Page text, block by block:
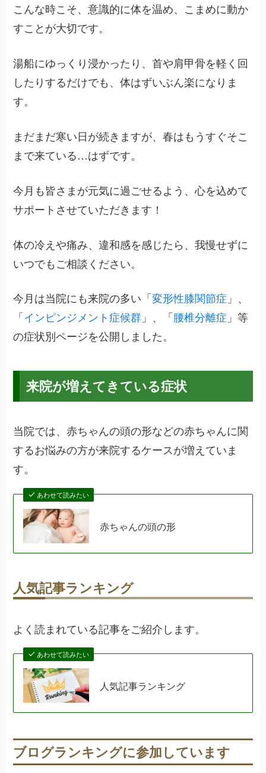
こんな時こそ、意識的に体を温め、こまめに動か
すことが大切です。
湯船にゆっくり浸かったり、首や肩甲骨を軽く回
したりするだけでも、体はずいぶん楽になりま
す。
まだまだ寒い日が続きますが、春はもうすぐそこ
まで来ている…はずです。
今月も皆さまが元気に過ごせるよう、心を込めて
サポートさせていただきます！
体の冷えや痛み、違和感を感じたら、我慢せずに
いつでもご相談ください。
今月は当院にも来院の多い「変形性膝関節症 」、
「インピンジメント症候群 」、「腰椎分離症 」等
の症状別ページを公開しました。
来院が増えてきている症状
当院では、赤ちゃんの頭の形などの赤ちゃんに関
するお悩みの方が来院するケースが増えていま
す。
あわせて読みたい
赤ちゃんの頭の形
人気記事ランキング
よく読まれている記事をご紹介します。
あわせて読みたい
人気記事ランキング
ブログランキングに参加しています